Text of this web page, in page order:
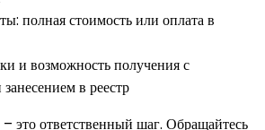
полная стоимость или оплата в
и возможность получения с
в реестр
это ответственный шаг. Обращайтесь